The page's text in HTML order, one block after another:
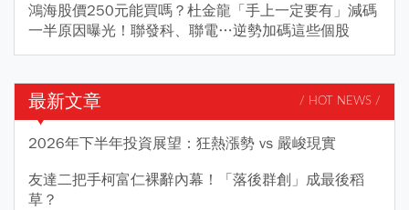
鴻海股價250元能買嗎？杜金龍「手上一定要有」減碼
一半原因曝光！聯發科、聯電…逆勢加碼這些個股
最新文章 / HOT NEWS /
2026年下半年投資展望：狂熱漲勢 vs 嚴峻現實
友達二把手柯富仁裸辭內幕！「落後群創」成最後稻
草？